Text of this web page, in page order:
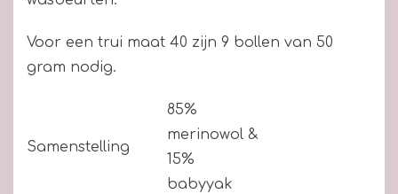
Voor een trui maat 40 zijn 9 bollen van 50
gram nodig.
Samenstelling
85%
merinowol &
15%
babyyak